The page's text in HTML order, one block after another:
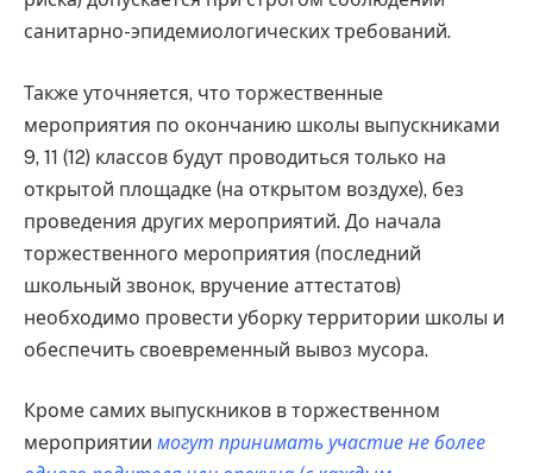
санитарно-эпидемиологических требований.
Также уточняется, что торжественные
мероприятия по окончанию школы выпускниками
9, 11 (12) классов будут проводиться только на
открытой площадке (на открытом воздухе), без
проведения других мероприятий. До начала
торжественного мероприятия (последний
школьный звонок, вручение аттестатов)
необходимо провести уборку территории школы и
обеспечить своевременный вывоз мусора.
Кроме самих выпускников в торжественном
мероприятии могут принимать участие не более